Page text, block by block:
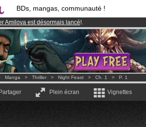
BDs, mangas, communauté !
Amilova est désormais lancé!.
membreset 1000BDs & Mangas!
premium: à partir de
3.95 eurospar mois !Clique ici
Manga > Thriller > Night Feast > Ch. 1 > P. 1
Partager Plein écran Vignettes